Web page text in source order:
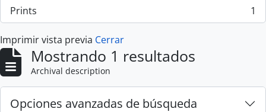
Prints
, 1 resultados 1
Imprimir vista previa Cerrar
Mostrando 1 resultados
Archival description
Opciones avanzadas de búsqueda